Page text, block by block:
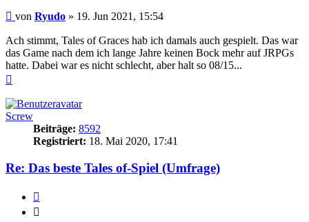
Beitrag
von Ryudo » 19. Jun 2021, 15:54
Ach stimmt, Tales of Graces hab ich damals auch gespielt. Das war
das Game nach dem ich lange Jahre keinen Bock mehr auf JRPGs
hatte. Dabei war es nicht schlecht, aber halt so 08/15...
Screw
Beiträge: 8592
Registriert: 18. Mai 2020, 17:41
Re: Das beste Tales of-Spiel (Umfrage)